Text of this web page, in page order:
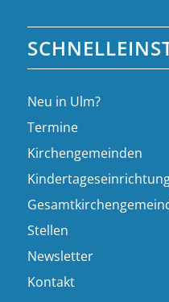
Neu in Ulm?
Termine
Kirchengemeinden
Stellen
Newsletter
Kontakt